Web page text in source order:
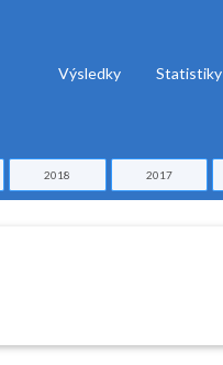
Výsledky Statistiky
2018 2017